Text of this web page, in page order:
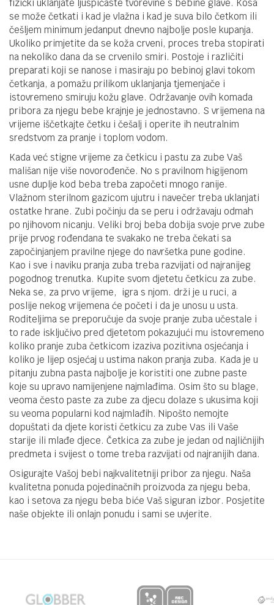
fizički uklanjate ljuspičaste tvorevine s bebine glave. Kosa
se može četkati i kad je vlažna i kad je suva bilo četkom ili
češljem minimum jedanput dnevno najbolje posle kupanja.
Ukoliko primjetite da se koža crveni, proces treba stopirati
na nekoliko dana da se crvenilo smiri. Postoje i različiti
preparati koji se nanose i masiraju po bebinoj glavi tokom
četkanja, a pomažu prilikom uklanjanja tjemenjače i
istovremeno smiruju kožu glave. Održavanje ovih komada
pribora za njegu bebe krajnje je jednostavno. S vrijemena na
vrijeme iščetkajte četku i češalj i operite ih neutralnim
sredstvom za pranje i toplom vodom.
Kada već stigne vrijeme za četkicu i pastu za zube Vaš
mališan nije više novorođenče. No s pravilnom higijenom
usne duplje kod beba treba započeti mnogo ranije.
Vlažnom sterilnom gazicom ujutru i navečer treba uklanjati
ostatke hrane. Zubi počinju da se peru i održavaju odmah
po njihovom nicanju. Veliki broj beba dobija svoje prve zube
prije prvog rođendana te svakako ne treba čekati sa
započinjanjem pravilne njege do navršetka pune godine.
Kao i sve i naviku pranja zuba treba razvijati od najranijeg
pogodnog trenutka. Kupite svom djetetu četkicu za zube.
Neka se, za prvo vrijeme, igra s njom. drži je u ruci, a
poslije nekog vrijemena će početi i da je unosu u usta.
Roditeljima se preporučuje da svoje pranje zuba učestale i
to rade isključivo pred djetetom pokazujući mu istovremeno
koliko pranje zuba četkicom izaziva pozitivna osjećanja i
koliko je lijep osjećaj u ustima nakon pranja zuba. Kada je u
pitanju zubna pasta najbolje je koristiti one zubne paste
koje su upravo namijenjene najmlađima. Osim što su blage,
veoma često paste za zube za djecu dolaze s ukusima koji
su veoma popularni kod najmlađih. Nipošto nemojte
dopuštati da djete koristi četkicu za zube Vas ili Vaše
starije ili mlađe djece. Četkica za zube je jedan od najličnijih
predmeta i svijest o tome treba razvijati od najranijih dana.
Osigurajte Vašoj bebi najkvalitetniji pribor za njegu. Naša
kvalitetna ponuda pojedinačnih proizvoda za njegu beba,
kao i setova za njegu beba biće Vaš siguran izbor. Posjetite
naše objekte ili onlajn ponudu i sami se uvjerite.